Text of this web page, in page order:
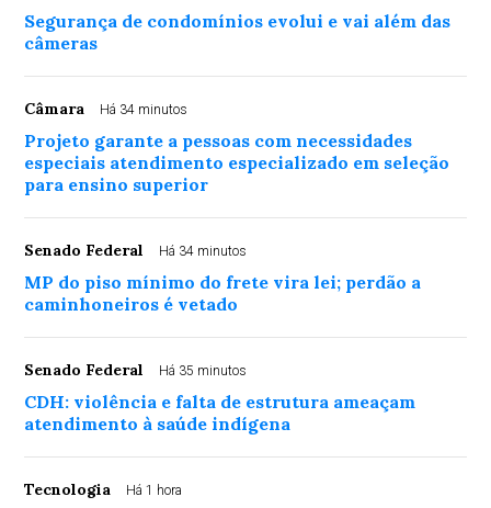
Segurança de condomínios evolui e vai além das
câmeras
Câmara Há 34 minutos
Projeto garante a pessoas com necessidades
especiais atendimento especializado em seleção
para ensino superior
Senado Federal Há 34 minutos
MP do piso mínimo do frete vira lei; perdão a
caminhoneiros é vetado
Senado Federal Há 35 minutos
CDH: violência e falta de estrutura ameaçam
atendimento à saúde indígena
Tecnologia Há 1 hora